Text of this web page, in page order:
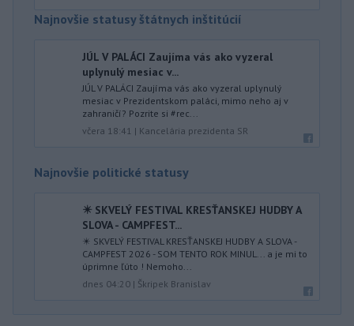
Najnovšie statusy štátnych inštitúcií
JÚL V PALÁCI Zaujíma vás ako vyzeral
uplynulý mesiac v...
JÚL V PALÁCI Zaujíma vás ako vyzeral uplynulý
mesiac v Prezidentskom paláci, mimo neho aj v
zahraničí? Pozrite si #rec...
včera 18:41 | Kancelária prezidenta SR
Najnovšie politické statusy
✴️ SKVELÝ FESTIVAL KRESŤANSKEJ HUDBY A
SLOVA - CAMPFEST...
✴️ SKVELÝ FESTIVAL KRESŤANSKEJ HUDBY A SLOVA -
CAMPFEST 2026 - SOM TENTO ROK MINUL... a je mi to
úprimne ľúto ! Nemoho...
dnes 04:20 | Škripek Branislav